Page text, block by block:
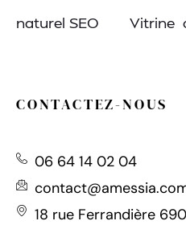
naturel SEO
Vitrine
CONTACTEZ-NOUS
06 64 14 02 04
18 rue Ferrandière